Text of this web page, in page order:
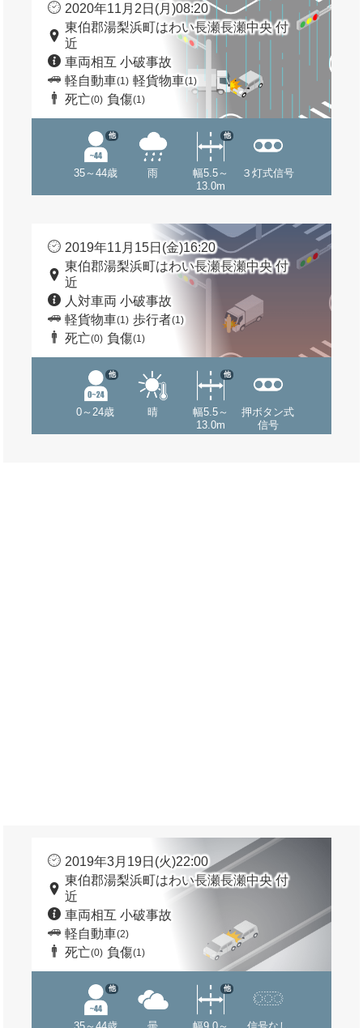
2020年11月2日(月)08:20
東伯郡湯梨浜町はわい長瀬長瀬中央 付
近
車両相互 小破事故
軽自動車(1) 軽貨物車(1)
死亡(0) 負傷(1)
35～44歳
他
雨
幅5.5～
13.0m
他
３灯式信号
2019年11月15日(金)16:20
東伯郡湯梨浜町はわい長瀬長瀬中央 付
近
人対車両 小破事故
軽貨物車(1) 歩行者(1)
死亡(0) 負傷(1)
0～24歳
他
晴
幅5.5～
13.0m
他
押ボタン式
信号
2019年3月19日(火)22:00
東伯郡湯梨浜町はわい長瀬長瀬中央 付
近
車両相互 小破事故
軽自動車(2)
死亡(0) 負傷(1)
他 他